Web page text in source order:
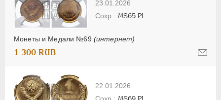
23.01.2026
Монеты и Медали №69 (интернет)
MS65 PL
1 300 RUB
22.01.2026
MS69 PL